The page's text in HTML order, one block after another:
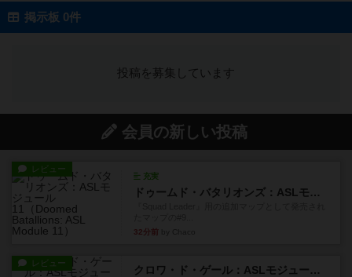
掲示板 0件
投稿を募集しています
会員の新しい投稿
レビュー
充実
ドゥームド・バタリオンズ：ASLモジュール11
32分前
レビュー
クロワ・ド・ゲール：ASLモジュール10